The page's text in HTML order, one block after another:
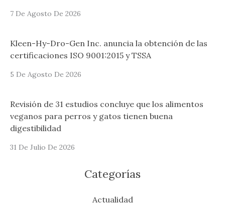
7 De Agosto De 2026
Kleen-Hy-Dro-Gen Inc. anuncia la obtención de las
certificaciones ISO 9001:2015 y TSSA
5 De Agosto De 2026
Revisión de 31 estudios concluye que los alimentos
veganos para perros y gatos tienen buena
digestibilidad
31 De Julio De 2026
Categorías
Actualidad